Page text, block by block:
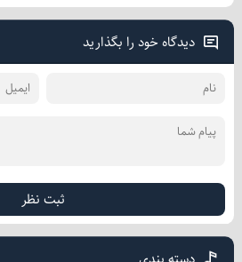
دیدگاه خود را بگذارید
ثبت نظر